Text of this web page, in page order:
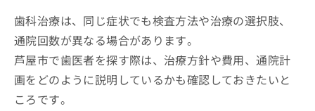
歯科治療は、同じ症状でも検査方法や治療の選択肢、
通院回数が異なる場合があります。
芦屋市で歯医者を探す際は、治療方針や費用、通院計
画をどのように説明しているかも確認しておきたいと
ころです。
ビ
に
関
す
る
お
問
ら
広
告
出
稿
広
告
代
理